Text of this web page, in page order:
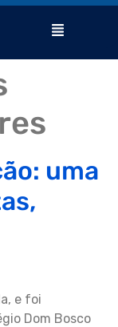
uma
e foi
Dom Bosco